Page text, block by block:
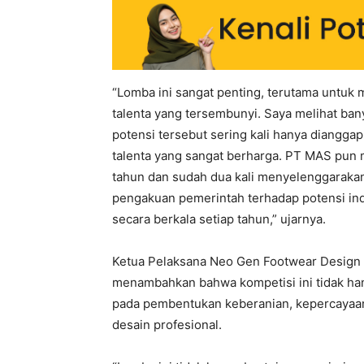
“Lomba ini sangat penting, terutama untuk
talenta yang tersembunyi. Saya melihat
potensi tersebut sering kali hanya
talenta yang sangat berharga. PT MAS
tahun dan sudah dua kali
pengakuan pemerintah terhadap potensi
secara berkala setiap tahun,” ujarnya.
Ketua Pelaksana Neo Gen Footwear
menambahkan bahwa kompetisi ini tidak
pada pembentukan keberanian,
desain profesional.